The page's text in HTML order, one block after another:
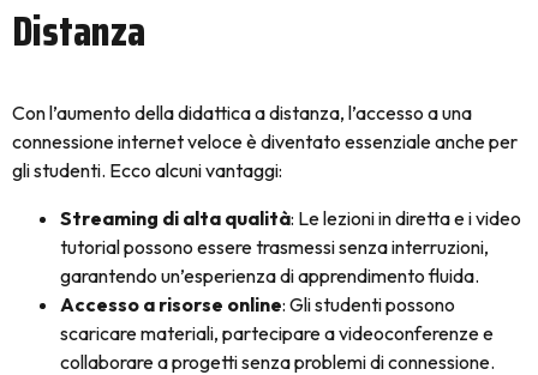
Distanza
Con l’aumento della didattica a distanza, l’accesso a una
connessione internet veloce è diventato essenziale anche per
gli studenti. Ecco alcuni vantaggi:
Streaming di alta qualità: Le lezioni in diretta e i video
tutorial possono essere trasmessi senza interruzioni,
garantendo un’esperienza di apprendimento fluida.
Accesso a risorse online: Gli studenti possono
scaricare materiali, partecipare a videoconferenze e
collaborare a progetti senza problemi di connessione.